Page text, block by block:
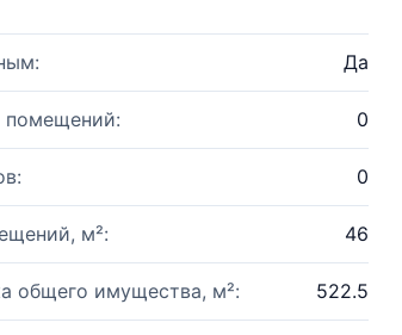
Да
помещений: 0
0
м²: 46
общего имущества, м²: 522.5